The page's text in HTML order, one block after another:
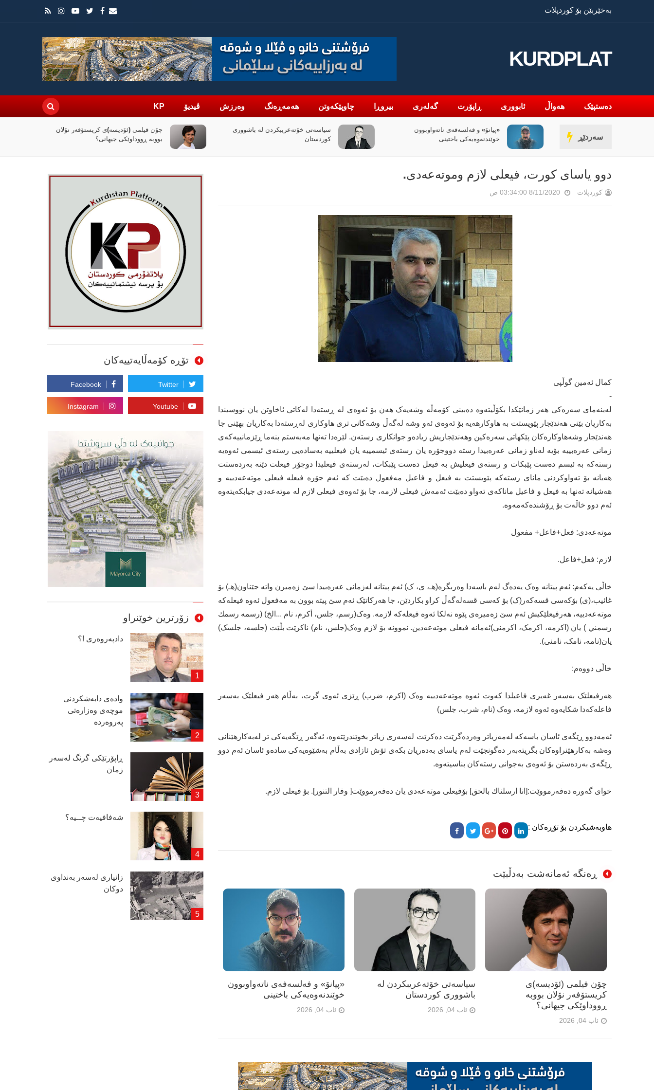
بەخێربێن بۆ کوردپلات
KURDPLAT
دەستپێک هەواڵ ئابووری ڕاپۆرت گەلەری بیروڕا چاوپێکەوتن هەمەڕەنگ وەرزش ڤیدیۆ KP
سەردێڕ
سیاسەتی خۆتەعریبکردن لە باشووری
کوردستان
چۆن فیلمی (ئۆدیسە)ی کریستۆفەر نۆلان
بووبە ڕووداوێکی جیهانی؟
راپۆرتێک: رێککەوتنەکەی واشنتن و تاران
کۆنترۆڵی تەنگەی هورمز دەداتە دەست
دوو یاسای کورت، فیعلی لازم وموتەعەدی.
کوردپلات 8/11/2020 03:34:00 ص
كمال ئەمین گوڵپی
-
لەبنەمای سەرەکی هەر زمانێکدا بکۆڵیتەوە دەبینی کۆمەڵە وشەیەک هەن بۆ ئەوەی لە ڕستەدا لەکاتی ئاخاوتن یان نووسیندا
بەکاریان بێنی هەندێجار پێویستت بە هاوکارهەیە بۆ ئەوەی ئەو وشە لەگەڵ وشەکانی تری هاوکاری لەڕستەدا بەکاریان بهێنی جا
هەندێجار وشەهاوکارەکان پێکهاتی سەرەکین وهەندێجاریش زیادەو جوانکاری رستەن. لێرەدا تەنها مەبەستم بنەما ڕێزمانییەکەی
زمانی عەرەبییە بۆیە لەناو زمانی عەرەبیدا رستە دووجۆرە یان رستەی ئیسمییە یان فیعلییە بەسادەیی رستەی ئیسمی ئەوەیە
رستەکە بە ئیسم دەست پێبکات و رستەی فیعلیش بە فیعل دەست پێبکات، لەرستەی فیعلیدا دوجۆر فیعلت دێنە بەردەستت
هەیانە بۆ تەواوکردنی مانای رستەکە پێویستت بە فیعل و فاعیل مەفعول دەبێت کە ئەم جۆرە فیعلە فیعلی موتەعەدییە و
هەشیانە تەنها بە فیعل و فاعیل ماناکەی تەواو دەبێت ئەمەش فیعلی لازمە، جا بۆ ئەوەی فیعلی لازم لە موتەعەدی جیابکەیتەوە
ئەم دوو خاڵەت بۆ ڕۆشندەکەمەوە.
موتەعەدی: فعل+فاعل+ مفعول
لازم: فعل+فاعل.
خاڵی یەکەم: ئەم پیتانە وەک یەدەگ لەم باسەدا وەربگرە(هـ، ی، ک) ئەم پیتانە لەزمانی عەرەبیدا سێ زەمیرن واتە جێناون(هـ) بۆ
غائیب،(ی) بۆکەسی قسەکەر(ک) بۆ کەسی قسەلەگەڵ کراو بکاردێن، جا هەرکاتێک ئەم سێ پیتە بوون بە مەفعول ئەوە فیعلەکە
موتەعەدییە، هەرفیعلێکیش ئەم سێ زەمیرەی پێوە نەلکا ئەوە فیعلەکە لازمە. وەک(رسم، جلس، أكرم، نام ...الخ) (رسمه رسمك
رسمني ) یان (اکرمە، اکرمک، اکرمنی)ئەمانە فیعلی موتەعەدین. نموونە بۆ لازم وەک(جلس، نام) ناکرێت بڵێت (جلسە، جلسک)
یان(نامە، نامک، نامنی).
خاڵی دووەم:
هەرفیعلێک بەسەر غەیری فاعیلدا کەوت ئەوە موتەعەدییە وەک (اکرم، ضرب) ڕێزی ئەوی گرت، بەڵام هەر فیعلێک بەسەر
فاعلەکەدا شکایەوە ئەوە لازمە، وەک (نام، شرب، جلس)
ئەمەدوو ڕێگەی ئاسان باسەکە لەمەزیاتر وەردەگرێت دەکرێت لەسەری زیاتر بخوێندرێتەوە، ئەگەر ڕێگەیەکی تر لەبەکارهێنانی
وەشە بەکارهێنراوەکان بگریتەبەر دەگونجێت لەم یاسای بەدەریان بکەی تۆش ئازادی بەڵام بەشێوەیەکی سادەو ئاسان ئەم دوو
ڕێگەی بەردەستن بۆ ئەوەی بەجوانی رستەکان بناسیتەوە.
خوای گەورە دەفەرمووێت:[انا ارسلناك بالحق] بۆفیعلی موتەعەدی یان دەفەرمووێت[ وفار التنور]. بۆ فیعلی لازم.
هاوبەشیکردن بۆ تۆڕەکان :
ڕەنگە ئەمانەشت بەدڵبێت
«پیانۆ» و فەلسەفەی ناتەواوبوون
خوێندنەوەیەکی باختینی
ئاب 04, 2026
سیاسەتی خۆتەعریبکردن لە
باشووری کوردستان
ئاب 04, 2026
چۆن فیلمی (ئۆدیسە)ی
کریستۆفەر نۆلان بووبە
ڕووداوێکی جیهانی؟
ئاب 04, 2026
تۆڕە کۆمەڵایەتییەکان
زۆرترین خوێنراو
دادپەروەری !؟
وادەی دابەشكردنی
موچەی وەزارەتی
پەروەردە
ڕاپۆرتێكی گرنگ لەسەر
زمان
شەفافیەت چــیە؟
زانیاری لەسەر بەنداوی
دوكان